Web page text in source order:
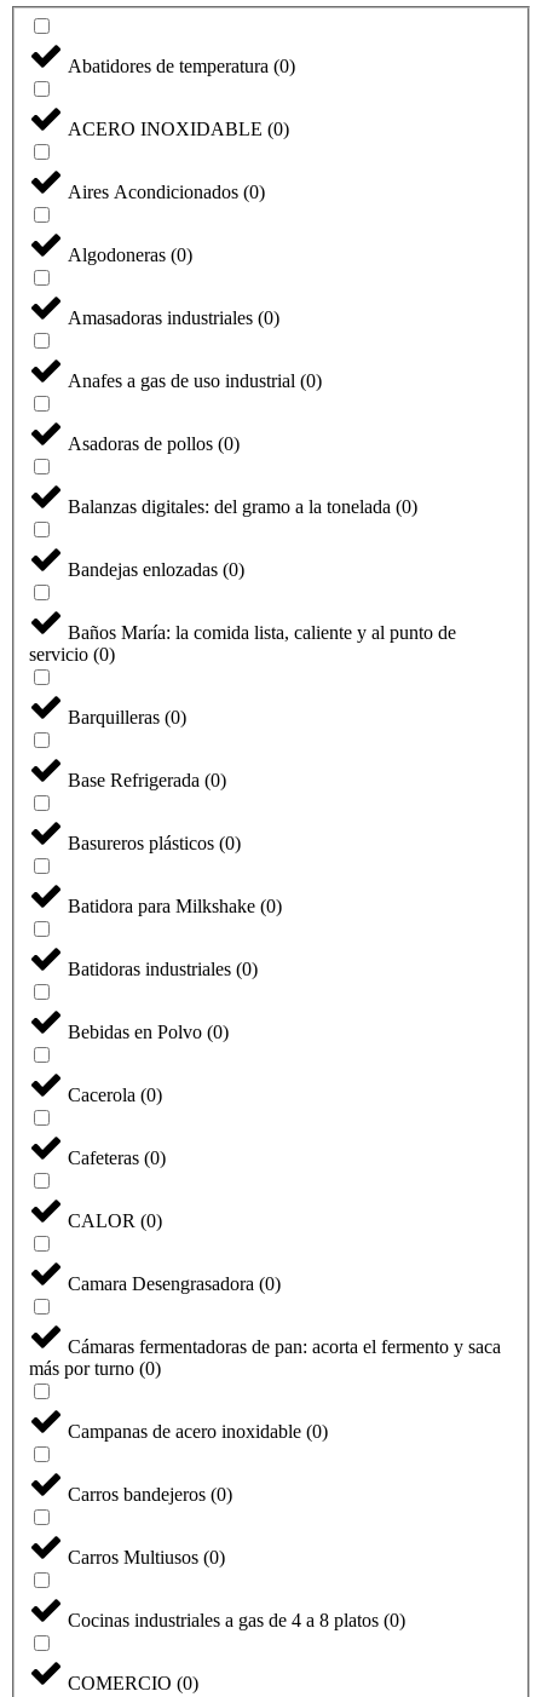
Abatidores de temperatura (0)
ACERO INOXIDABLE (0)
Aires Acondicionados (0)
Algodoneras (0)
Amasadoras industriales (0)
Anafes a gas de uso industrial (0)
Asadoras de pollos (0)
Balanzas digitales: del gramo a la tonelada (0)
Bandejas enlozadas (0)
Baños María: la comida lista, caliente y al punto de
servicio (0)
Barquilleras (0)
Base Refrigerada (0)
Basureros plásticos (0)
Batidora para Milkshake (0)
Batidoras industriales (0)
Bebidas en Polvo (0)
Cacerola (0)
Cafeteras (0)
CALOR (0)
Camara Desengrasadora (0)
Cámaras fermentadoras de pan: acorta el fermento y saca
más por turno (0)
Campanas de acero inoxidable (0)
Carros bandejeros (0)
Carros Multiusos (0)
Cocinas industriales a gas de 4 a 8 platos (0)
COMERCIO (0)